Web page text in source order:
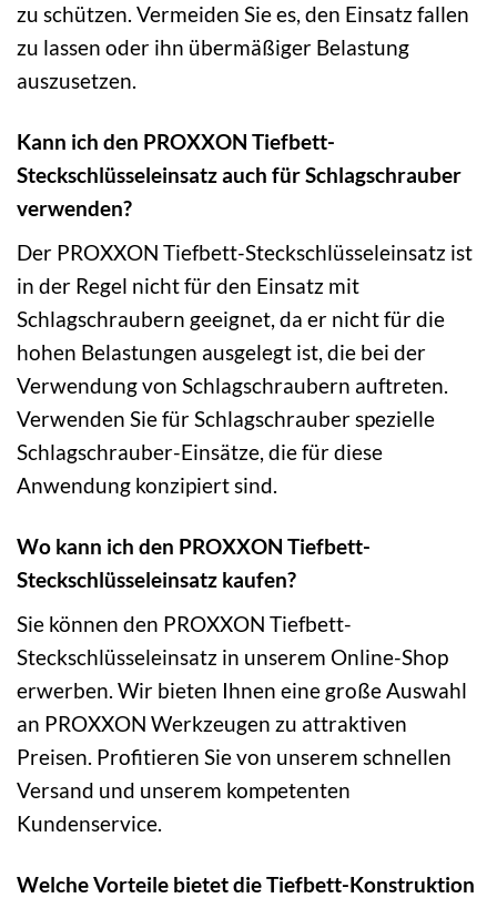
zu schützen. Vermeiden Sie es, den Einsatz fallen
zu lassen oder ihn übermäßiger Belastung
auszusetzen.
Kann ich den PROXXON Tiefbett-
Steckschlüsseleinsatz auch für Schlagschrauber
verwenden?
Der PROXXON Tiefbett-Steckschlüsseleinsatz ist
in der Regel nicht für den Einsatz mit
Schlagschraubern geeignet, da er nicht für die
hohen Belastungen ausgelegt ist, die bei der
Verwendung von Schlagschraubern auftreten.
Verwenden Sie für Schlagschrauber spezielle
Schlagschrauber-Einsätze, die für diese
Anwendung konzipiert sind.
Wo kann ich den PROXXON Tiefbett-
Steckschlüsseleinsatz kaufen?
Sie können den PROXXON Tiefbett-
Steckschlüsseleinsatz in unserem Online-Shop
erwerben. Wir bieten Ihnen eine große Auswahl
an PROXXON Werkzeugen zu attraktiven
Preisen. Profitieren Sie von unserem schnellen
Versand und unserem kompetenten
Kundenservice.
Welche Vorteile bietet die Tiefbett-Konstruktion